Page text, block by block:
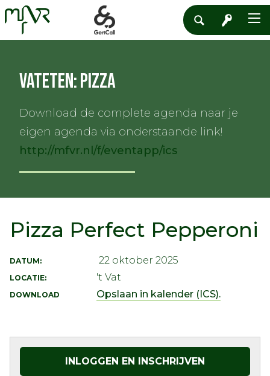
Vateten: Pizza
Download de complete agenda naar je
eigen agenda via onderstaande link!
http://mfvr.nl/f/eventapp/ics
Pizza Perfect Pepperoni
DATUM: 22 oktober 2025
LOCATIE: 't Vat
DOWNLOAD Opslaan in kalender (ICS).
INLOGGEN EN INSCHRIJVEN